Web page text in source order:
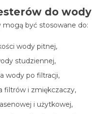
do wody
mogą być stosowane do:
wody pitnej,
studziennej,
wody po filtracji,
filtrów i zmiękczaczy,
i użytkowej,